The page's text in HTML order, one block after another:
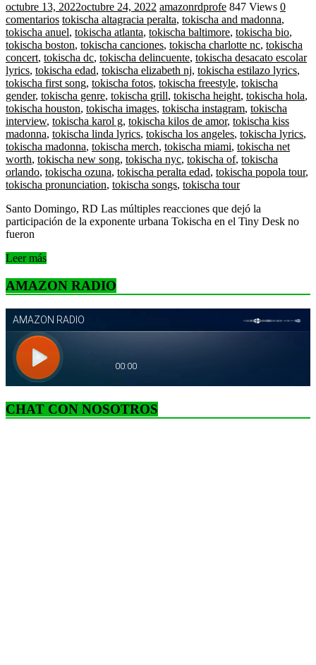
octubre 13, 2022octubre 24, 2022 amazonrdprofe 847 Views 0
comentarios tokischa altagracia peralta, tokischa and madonna,
tokischa anuel, tokischa atlanta, tokischa baltimore, tokischa bio,
tokischa boston, tokischa canciones, tokischa charlotte nc, tokischa
concert, tokischa dc, tokischa delincuente, tokischa desacato escolar
lyrics, tokischa edad, tokischa elizabeth nj, tokischa estilazo lyrics,
tokischa first song, tokischa fotos, tokischa freestyle, tokischa
gender, tokischa genre, tokischa grill, tokischa height, tokischa hola,
tokischa houston, tokischa images, tokischa instagram, tokischa
interview, tokischa karol g, tokischa kilos de amor, tokischa kiss
madonna, tokischa linda lyrics, tokischa los angeles, tokischa lyrics,
tokischa madonna, tokischa merch, tokischa miami, tokischa net
worth, tokischa new song, tokischa nyc, tokischa of, tokischa
orlando, tokischa ozuna, tokischa peralta edad, tokischa popola tour,
tokischa pronunciation, tokischa songs, tokischa tour
Santo Domingo, RD Las múltiples reacciones que dejó la
participación de la exponente urbana Tokischa en el Tiny Desk no
fueron
Leer más
AMAZON RADIO
CHAT CON NOSOTROS